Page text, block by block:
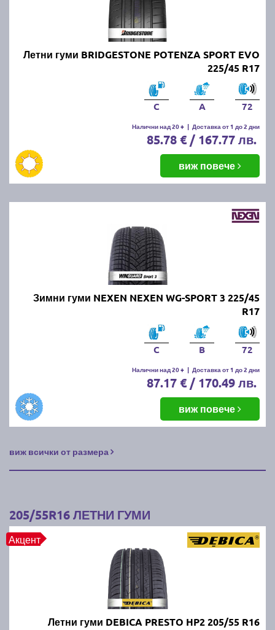
безплатна доставка, но предлага експресна
доставка до всички точки на страната.
Възползвайте се от директна доставка до Варна,
Пловдив, Бургас, София, Стара Загора, Велико
Благоевград, Кюстендил, Перник, Хасково,
Силистра, Добрич и други градове.
Летни гуми BRIDGESTONE POTENZA SPORT EVO
225/45 R17
C A 72
Налични над 20 + | Доставка от 1 до 2 дни
85.78 € / 167.77 лв.
виж повече
Зимни гуми NEXEN NEXEN WG-SPORT 3 225/45
R17
C B 72
Налични над 20 + | Доставка от 1 до 2 дни
87.17 € / 170.49 лв.
виж повече
виж всички от размера
205/55R16 ЛЕТНИ ГУМИ
Акцент
Летни гуми DEBICA PRESTO HP2 205/55 R16